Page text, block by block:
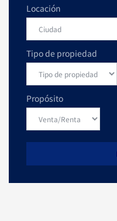
Locación
Tipo de propiedad
Propósito